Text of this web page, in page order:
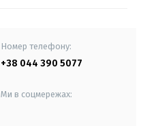
Номер телефону:
+38 044 390 5077
Ми в соцмережах: